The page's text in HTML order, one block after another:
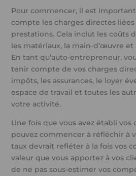
Pour commencer, il est
compte les charges directes
prestations. Cela inclut les coûts
les matériaux, la main-d’œuvre et
En tant qu’auto-entrepreneur,
tenir compte de vos charges
impôts, les assurances, le loyer
espace de travail et toutes les
votre activité.
Une fois que vous avez établi vos
pouvez commencer à réfléchir à
taux devrait refléter à la fois vos
valeur que vous apportez à vos
de ne pas sous-estimer vos